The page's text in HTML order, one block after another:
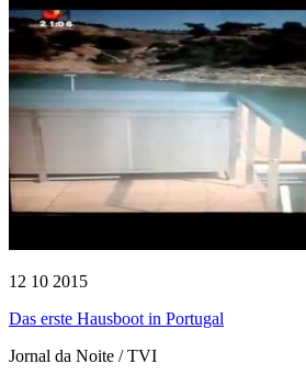
12 10 2015
Das erste Hausboot in Portugal
Jornal da Noite / TVI